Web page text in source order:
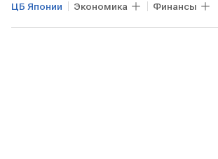
ЦБ Японии Экономика Финансы
Банки ЯПОНИЯ МОСКВА